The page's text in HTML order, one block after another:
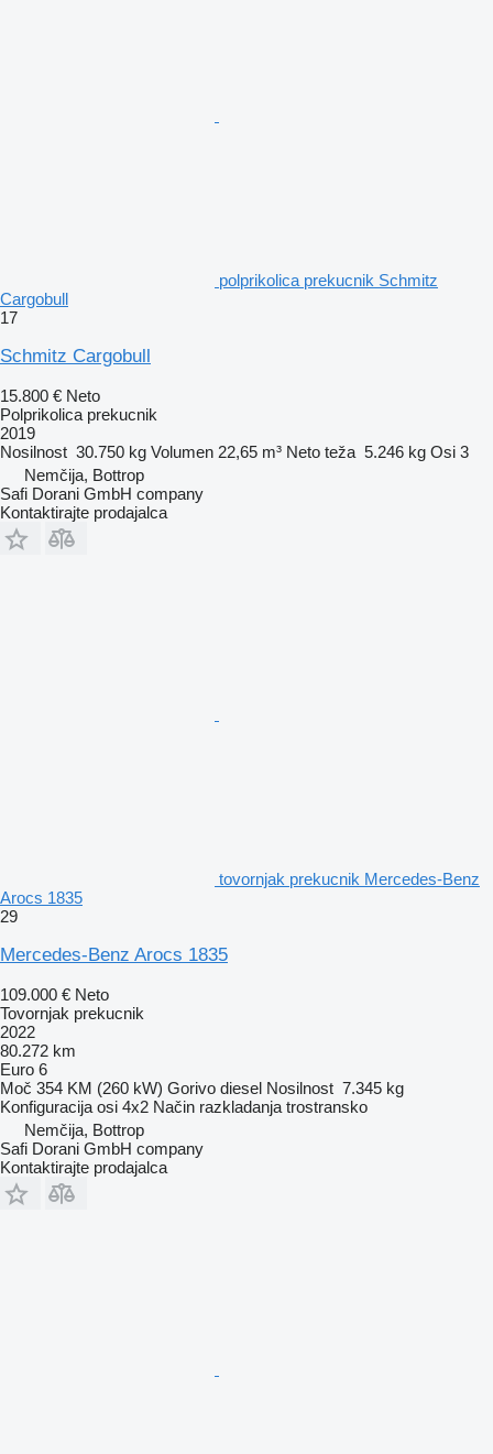
polprikolica prekucnik Schmitz
Cargobull
17
Schmitz Cargobull
15.800 € Neto
Polprikolica prekucnik
2019
Nosilnost 30.750 kg Volumen 22,65 m³ Neto teža 5.246 kg Osi 3
Nemčija, Bottrop
Safi Dorani GmbH company
Kontaktirajte prodajalca
tovornjak prekucnik Mercedes-Benz
Arocs 1835
29
Mercedes-Benz Arocs 1835
109.000 € Neto
Tovornjak prekucnik
2022
80.272 km
Euro 6
Moč 354 KM (260 kW) Gorivo diesel Nosilnost 7.345 kg
Konfiguracija osi 4x2 Način razkladanja trostransko
Nemčija, Bottrop
Safi Dorani GmbH company
Kontaktirajte prodajalca